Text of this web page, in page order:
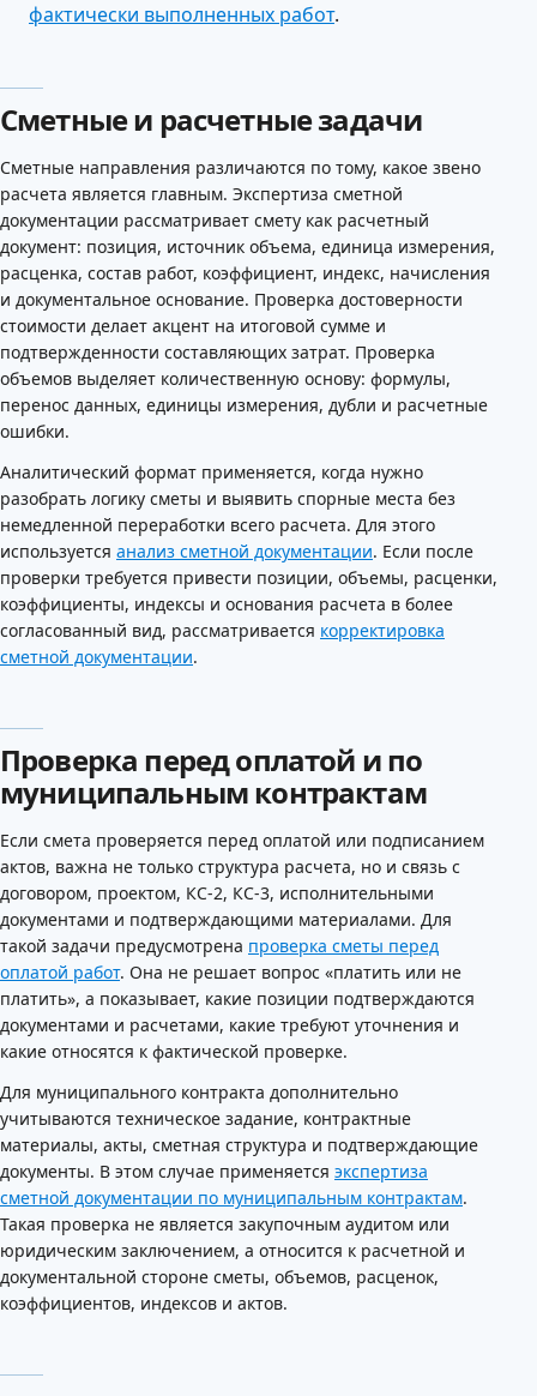
фактически выполненных работ.
Сметные и расчетные задачи
Сметные направления различаются по тому, какое звено
расчета является главным. Экспертиза сметной
документации рассматривает смету как расчетный
документ: позиция, источник объема, единица измерения,
расценка, состав работ, коэффициент, индекс, начисления
и документальное основание. Проверка достоверности
стоимости делает акцент на итоговой сумме и
подтвержденности составляющих затрат. Проверка
объемов выделяет количественную основу: формулы,
перенос данных, единицы измерения, дубли и расчетные
ошибки.
Аналитический формат применяется, когда нужно
разобрать логику сметы и выявить спорные места без
немедленной переработки всего расчета. Для этого
используется анализ сметной документации. Если после
проверки требуется привести позиции, объемы, расценки,
коэффициенты, индексы и основания расчета в более
согласованный вид, рассматривается корректировка
сметной документации.
Проверка перед оплатой и по
муниципальным контрактам
Если смета проверяется перед оплатой или подписанием
актов, важна не только структура расчета, но и связь с
договором, проектом, КС-2, КС-3, исполнительными
документами и подтверждающими материалами. Для
такой задачи предусмотрена проверка сметы перед
оплатой работ. Она не решает вопрос «платить или не
платить», а показывает, какие позиции подтверждаются
документами и расчетами, какие требуют уточнения и
какие относятся к фактической проверке.
Для муниципального контракта дополнительно
учитываются техническое задание, контрактные
материалы, акты, сметная структура и подтверждающие
документы. В этом случае применяется экспертиза
сметной документации по муниципальным контрактам.
Такая проверка не является закупочным аудитом или
юридическим заключением, а относится к расчетной и
документальной стороне сметы, объемов, расценок,
коэффициентов, индексов и актов.